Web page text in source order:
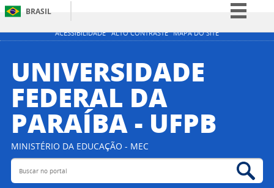
ACESSIBILIDADE ALTO CONTRASTE MAPA DO SITE
BRASIL
Simplifique!
Participe
Acesso à informação
Canais
UNIVERSIDADE
FEDERAL DA
PARAÍBA - UFPB
MINISTÉRIO DA EDUCAÇÃO - MEC
Buscar no portal